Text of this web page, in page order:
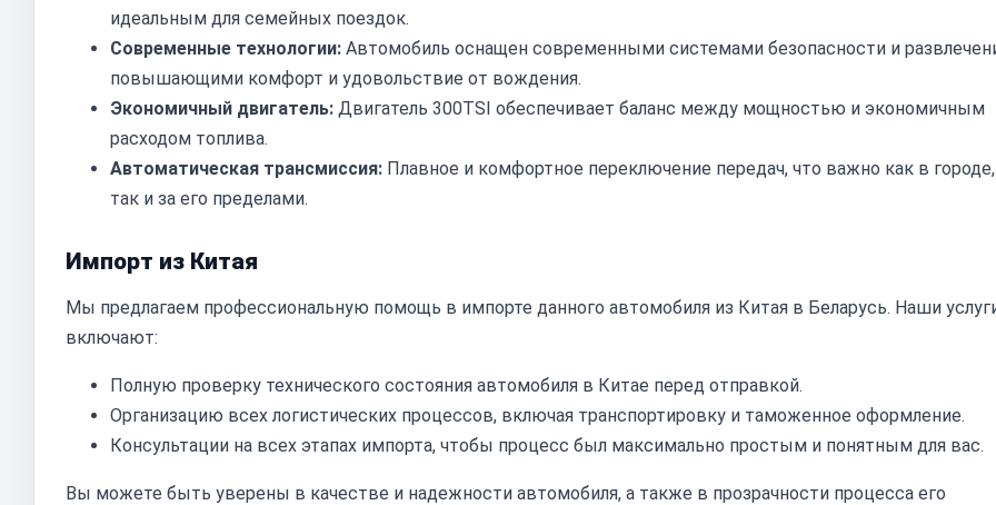
идеальным для семейных поездок.
Современные технологии: Автомобиль оснащен современными системами безопасности и
повышающими комфорт и удовольствие от вождения.
Экономичный двигатель: Двигатель 300TSI обеспечивает баланс между мощностью и экономичным
расходом топлива.
Автоматическая трансмиссия: Плавное и комфортное переключение передач, что важно как в городе,
так и за его пределами.
Импорт из Китая
Мы предлагаем профессиональную помощь в импорте данного автомобиля из Китая в Беларусь. Наши
включают:
Полную проверку технического состояния автомобиля в Китае перед отправкой.
Организацию всех логистических процессов, включая транспортировку и таможенное оформление.
Консультации на всех этапах импорта, чтобы процесс был максимально простым и понятным для вас.
Вы можете быть уверены в качестве и надежности автомобиля, а также в прозрачности процесса его